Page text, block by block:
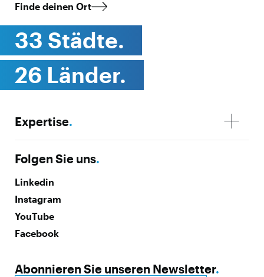
Finde deinen Ort
33 Städte.
26 Länder.
Expertise.
Folgen Sie uns.
Linkedin
Instagram
YouTube
Facebook
Abonnieren Sie unseren Newsletter.